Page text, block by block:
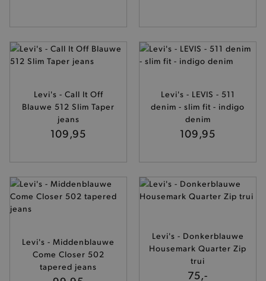
Levi's - Call It Off
Blauwe 512 Slim Taper
jeans
109,95
Levi's - LEVIS - 511
denim - slim fit - indigo
denim
109,95
Levi's - Middenblauwe
Come Closer 502
tapered jeans
Levi's - Donkerblauwe
Housemark Quarter Zip
trui
75,-